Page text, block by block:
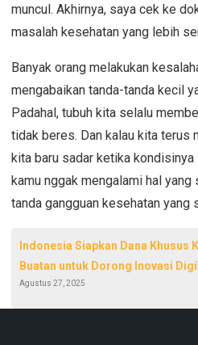
muncul. Akhirnya, saya cek ke
masalah kesehatan yang lebih
Banyak orang melakukan
mengabaikan tanda-tanda kecil
Padahal, tubuh kita selalu
tidak beres. Dan kalau kita terus
kita baru sadar ketika kondisinya
kamu nggak mengalami hal
tanda gangguan kesehatan yang
Indonesia Siapkan Dana Khusus
Buatan untuk Dorong Inovasi
Agustus 27, 2025